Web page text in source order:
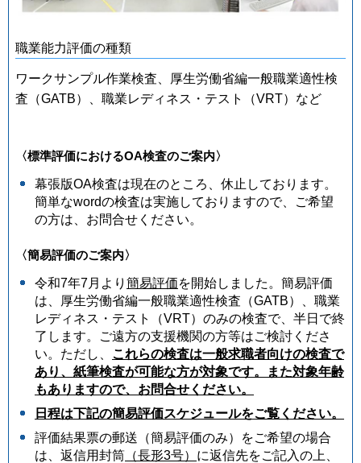
職業能力評価の種類
ワークサンプル作業検査、厚生労働省編一般職業適性検
査（GATB）、職業レディネス・テスト（VRT）など
〈標準評価におけるOA検査のご案内〉
幕張版OA検査は現在のところ、休止しております。
簡単なwordの検査は実施しておりますので、ご希望
の方は、お問合せください。
〈簡易評価のご案内〉
令和7年7月より 簡易評価を開始しました。簡易評価
は、厚生労働省編一般職業適性検査（GATB）、職業
レディネス・テスト（VRT）のみの検査で、半日で終
了します。ご遠方の支援機関の方等はご検討くださ
い。ただし、 これらの検査は一般求職者向けの検査で
あり、紙筆検査が可能な方が対象です。また対象年齢
もありますので、お問合せください。
日程は下記の簡易評価スケジュールをご覧ください。
評価結果票の郵送（簡易評価のみ）をご希望の場合
は、返信用封筒 （長形3号） に返信先をご記入の上、